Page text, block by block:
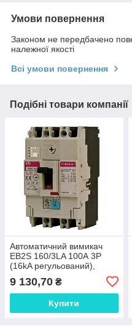
Умови повернення
Законом не передбачено
належної якості
Всі умови повернення
Подібні товари компанії
Автоматичний вимикач
EB2S 160/3LA 100А 3P
(16kA регульований),
9 130,70 ₴
Купити